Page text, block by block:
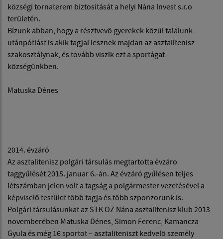
községi tornaterem biztosítását a helyi Nána Invest s.r.o
területén.
Bízunk abban, hogy a résztvevö gyerekek közül találunk
utánpótlást is akik tagjai lesznek majdan az asztalitenisz
szakosztálynak, és tovább viszik ezt a sportágat
községünkben.
Matuska Dénes
2014. évzáró
Az asztalitenisz polgári társulás megtartotta évzáro
taggyűlését 2015. januar 6.-án. Az évzáró gyűlésen teljes
létszámban jelen volt a tagság a polgármester vezetésével a
képviselő testület több tagja és több szponzorunk is.
Polgári társulásunkat az STK OZ Nána asztalitenisz klub 2013
novemberében Matuska Dénes, Simon Ferenc, Kamancza
Gyula és még 16 sportot – asztaliteniszt kedvelö személy